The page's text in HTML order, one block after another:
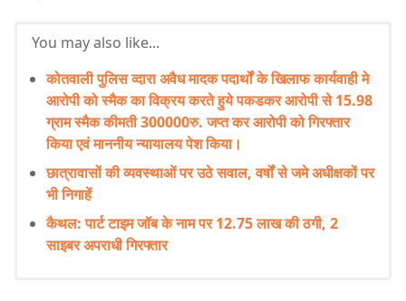
You may also like...
कोतवाली पुलिस व्दारा अवैध मादक पदार्थों के खिलाफ कार्यवाही मे
आरोपी को स्मैक का विक्रय करते हुये पकडकर आरोपी से 15.98
ग्राम स्मैक कीमती 300000रु. जप्त कर आरोपी को गिरफ्तार
किया एवं माननीय न्यायालय पेश किया।
छात्रावासों की व्यवस्थाओं पर उठे सवाल, वर्षों से जमे अधीक्षकों पर
भी निगाहें
कैथल: पार्ट टाइम जॉब के नाम पर 12.75 लाख की ठगी, 2
साइबर अपराधी गिरफ्तार